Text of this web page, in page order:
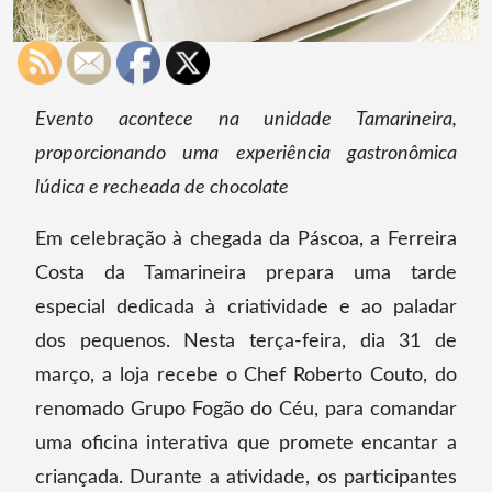
Evento acontece na unidade Tamarineira,
proporcionando uma experiência gastronômica
lúdica e recheada de chocolate
Em celebração à chegada da Páscoa, a Ferreira
Costa da Tamarineira prepara uma tarde
especial dedicada à criatividade e ao paladar
dos pequenos. Nesta terça-feira, dia 31 de
março, a loja recebe o Chef Roberto Couto, do
renomado Grupo Fogão do Céu, para comandar
uma oficina interativa que promete encantar a
criançada. Durante a atividade, os participantes